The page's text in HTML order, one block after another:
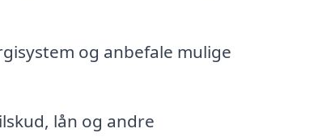
og anbefale mulige
lån og andre